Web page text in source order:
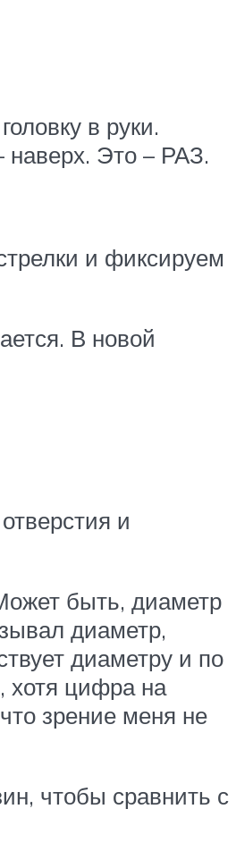
в руки.
наверх. Это – РАЗ.
и фиксируем
В новой
и
быть, диаметр
диаметр,
диаметру и по
хотя цифра на
зрение меня не
чтобы сравнить с